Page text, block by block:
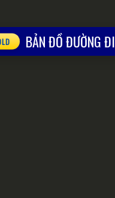
BẢN ĐỒ ĐƯỜNG ĐI